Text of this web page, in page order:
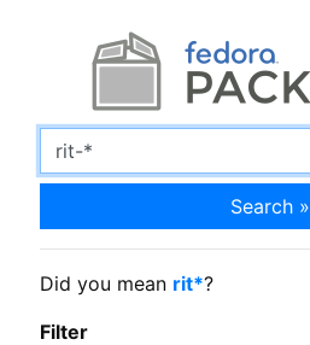
Search »
Did you mean rit*?
Filter